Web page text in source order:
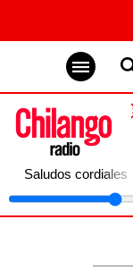
Saludos cordiales Por